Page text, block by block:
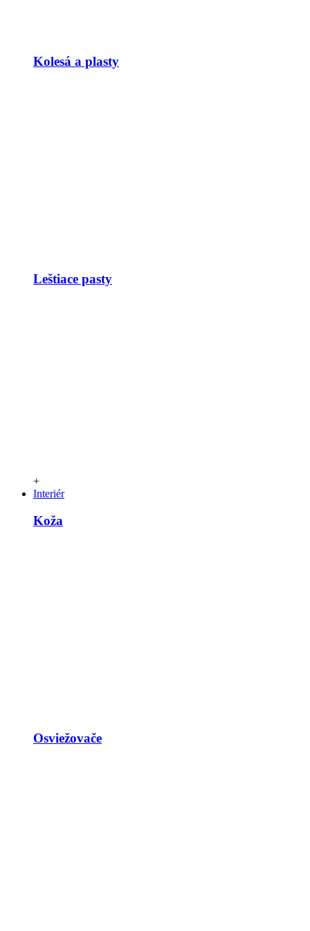
Kolesá a plasty
Leštiace pasty
+
Interiér
Koža
Osviežovače